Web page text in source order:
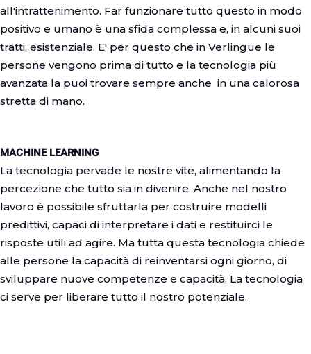
all'intrattenimento. Far funzionare tutto questo in modo
positivo e umano è una sfida complessa e, in alcuni suoi
tratti, esistenziale. E' per questo che in Verlingue le
persone vengono prima di tutto e la tecnologia più
avanzata la puoi trovare sempre anche in una calorosa
stretta di mano.
MACHINE LEARNING
La tecnologia pervade le nostre vite, alimentando la
percezione che tutto sia in divenire. Anche nel nostro
lavoro è possibile sfruttarla per costruire modelli
predittivi, capaci di interpretare i dati e restituirci le
risposte utili ad agire. Ma tutta questa tecnologia chiede
alle persone la capacità di reinventarsi ogni giorno, di
sviluppare nuove competenze e capacità. La tecnologia
ci serve per liberare tutto il nostro potenziale.